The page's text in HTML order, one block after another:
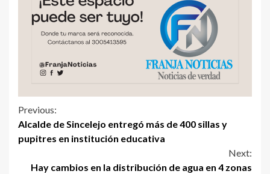
Previous:
Alcalde de Sincelejo entregó más de 400 sillas y
pupitres en institución educativa
Next:
Hay cambios en la distribución de agua en 4 zonas